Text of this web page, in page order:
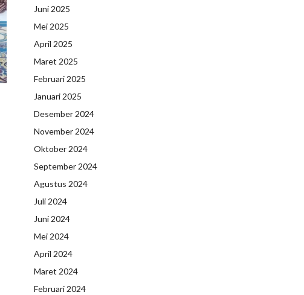
Juni 2025
Mei 2025
April 2025
Maret 2025
Februari 2025
Januari 2025
Desember 2024
November 2024
Oktober 2024
September 2024
Agustus 2024
Juli 2024
Juni 2024
Mei 2024
April 2024
Maret 2024
Februari 2024